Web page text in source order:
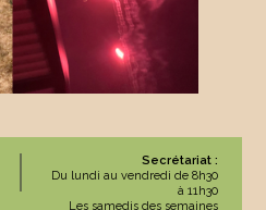
Secrétariat :
Du lundi au vendredi de 8h30
à 11h30
Les samedis des semaines